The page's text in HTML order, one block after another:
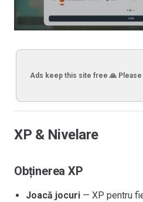
Ads keep this site free 🙏
XP & Nivelare
Obținerea XP
Joacă jocuri — XP pentru